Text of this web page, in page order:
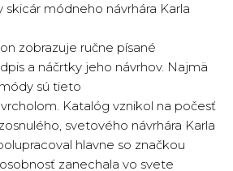
skicár módneho návrhára Karla
zobrazuje ručne písané
a náčrtky jeho návrhov. Najmä
sú tieto
Katalóg vznikol na počesť
svetového návrhára Karla
hlavne so značkou
zanechala vo svete